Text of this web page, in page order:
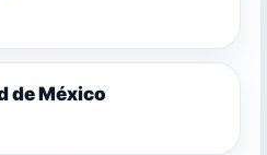
de México